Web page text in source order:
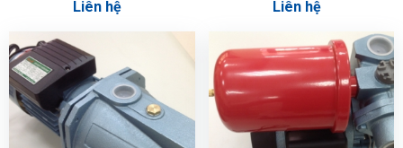
Liên hệ
Liên hệ